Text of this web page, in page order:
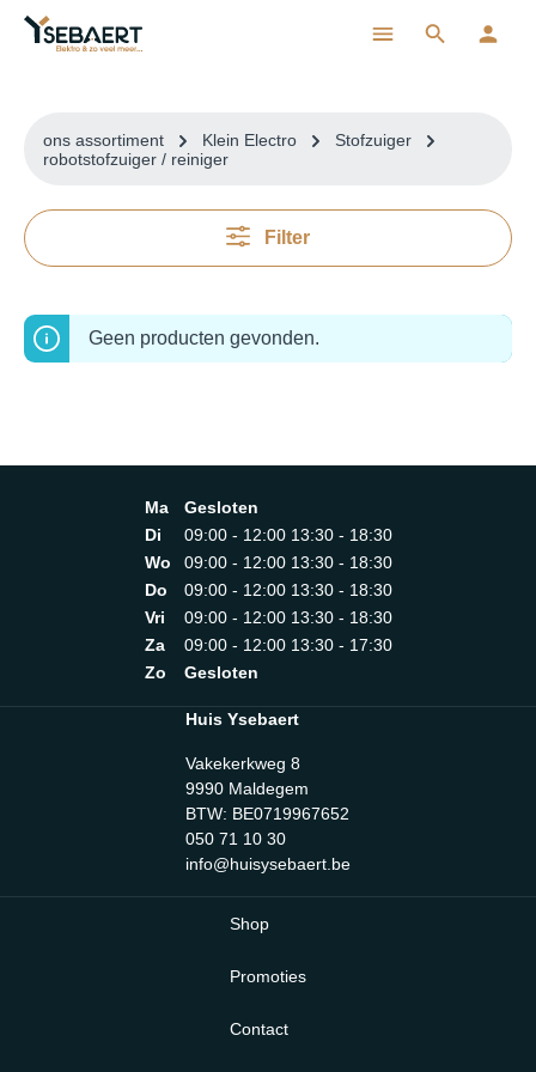
ons assortiment Klein Electro
Stofzuiger
robotstofzuiger / reiniger
Filter
Geen producten gevonden.
Ma
Gesloten
Di
09:00 - 12:00 13:30 - 18:30
Wo
09:00 - 12:00 13:30 - 18:30
Do
09:00 - 12:00 13:30 - 18:30
Vri
09:00 - 12:00 13:30 - 18:30
Za
09:00 - 12:00 13:30 - 17:30
Zo
Gesloten
Huis Ysebaert
Vakekerkweg 8
9990 Maldegem
BTW: BE0719967652
050 71 10 30
info@huisysebaert.be
Shop
Promoties
Contact